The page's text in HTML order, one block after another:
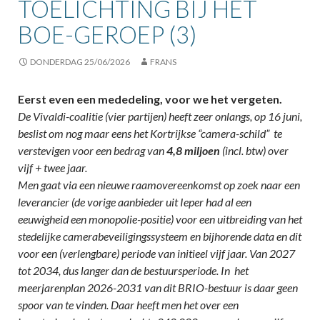
TOELICHTING BIJ HET
BOE-GEROEP (3)
DONDERDAG 25/06/2026 FRANS
Eerst even een mededeling, voor we het vergeten.
De Vivaldi-coalitie (vier partijen) heeft zeer onlangs, op 16 juni,
beslist om nog maar eens het Kortrijkse “camera-schild” te
verstevigen voor een bedrag van4,8 miljoen (incl. btw) over
vijf + twee jaar.
Men gaat via een nieuwe raamovereenkomst op zoek naar een
leverancier (de vorige aanbieder uit Ieper had al een
eeuwigheid een monopolie-positie) voor een uitbreiding van het
stedelijke camerabeveiligingssysteem en bijhorende data en dit
voor een (verlengbare) periode van initieel vijf jaar. Van 2027
tot 2034, dus langer dan de bestuursperiode. In het
meerjarenplan 2026-2031 van dit BRIO-bestuur is daar geen
spoor van te vinden. Daar heeft men het over een